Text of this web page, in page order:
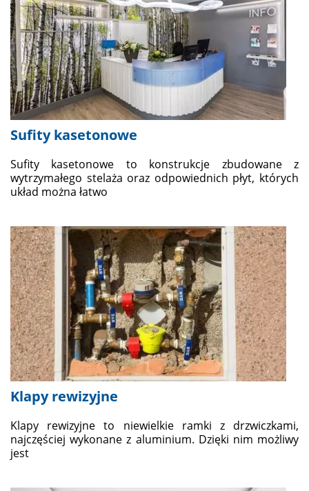
Sufity kasetonowe
Sufity kasetonowe to konstrukcje zbudowane z
wytrzymałego stelaża oraz odpowiednich płyt, których
układ można łatwo
Klapy rewizyjne
Klapy rewizyjne to niewielkie ramki z drzwiczkami,
najczęściej wykonane z aluminium. Dzięki nim możliwy
jest